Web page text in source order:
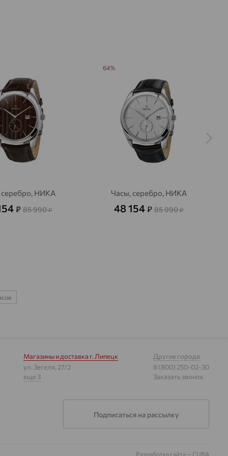
серебро, НИКА
₽ 85 990₽
Часы, серебро, НИКА
48 154 ₽ 85 990₽
64%
Магазины и доставка г. Липецк
ул. Зегеля, 27/2
еще 3
Другие города
8 (800) 250-02-30
Заказать звонок
Подписаться на рассылку
Разработка сайта — CUBA